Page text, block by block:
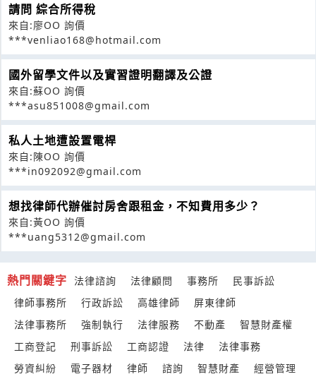
請問 綜合所得稅
來自:廖OO 詢價
***venliao168@hotmail.com
國外留學文件以及實習證明翻譯及公證
來自:蘇OO 詢價
***asu851008@gmail.com
私人土地遭設置電桿
來自:陳OO 詢價
***in092092@gmail.com
想找律師代辦催討房舍跟租金，不知費用多少？
來自:黃OO 詢價
***uang5312@gmail.com
熱門關鍵字 法律諮詢 法律顧問 事務所
民事訴訟
律師事務所
行政訴訟 高雄律師
屏東律師
法律事務所
強制執行 法律服務 不動產
智慧財產權
工商登記
刑事訴訟 工商認證 法律
法律事務
勞資糾紛
電子器材 律師 諮詢 智慧財產
經營管理